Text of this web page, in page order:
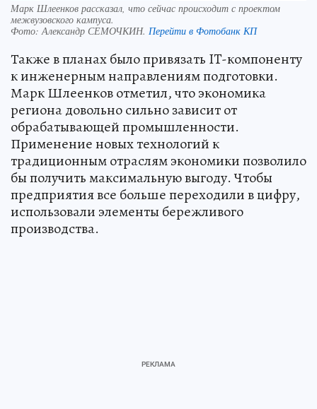
Марк Шлеенков рассказал, что сейчас происходит с проектом
межвузовского кампуса.
Фото:Александр СЕМОЧКИН. Перейти в Фотобанк КП
Также в планах было привязать IT-компоненту
к инженерным направлениям подготовки.
Марк Шлеенков отметил, что экономика
региона довольно сильно зависит от
обрабатывающей промышленности.
Применение новых технологий к
традиционным отраслям экономики позволило
бы получить максимальную выгоду. Чтобы
предприятия все больше переходили в цифру,
использовали элементы бережливого
производства.